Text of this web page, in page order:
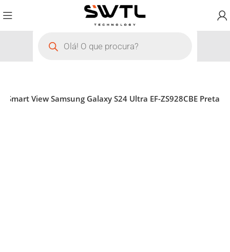
Smart View Samsung Galaxy S24 Ultra EF-ZS928CBE Preta